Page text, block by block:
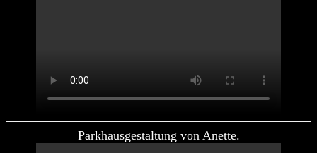
Parkhausgestaltung von Anette.